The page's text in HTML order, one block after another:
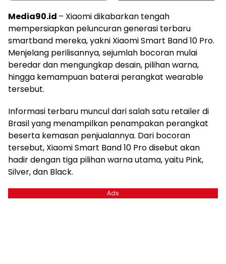
Media90.id – Xiaomi dikabarkan tengah
mempersiapkan peluncuran generasi terbaru
smartband mereka, yakni Xiaomi Smart Band 10 Pro.
Menjelang perilisannya, sejumlah bocoran mulai
beredar dan mengungkap desain, pilihan warna,
hingga kemampuan baterai perangkat wearable
tersebut.
Informasi terbaru muncul dari salah satu retailer di
Brasil yang menampilkan penampakan perangkat
beserta kemasan penjualannya. Dari bocoran
tersebut, Xiaomi Smart Band 10 Pro disebut akan
hadir dengan tiga pilihan warna utama, yaitu Pink,
Silver, dan Black.
Ads